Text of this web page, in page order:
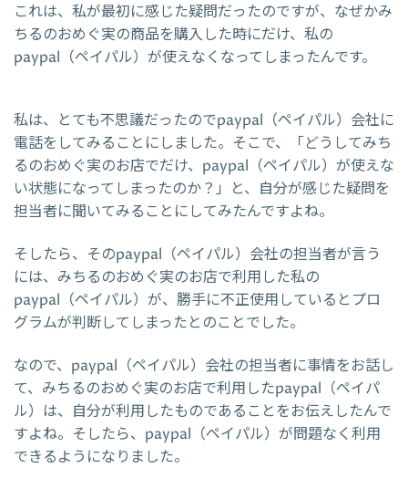
これは、私が最初に感じた疑問だったのですが、なぜかみ
ちるのおめぐ実の商品を購入した時にだけ、私の
paypal（ペイパル）が使えなくなってしまったんです。
私は、とても不思議だったのでpaypal（ペイパル）会社に
電話をしてみることにしました。そこで、「どうしてみち
るのおめぐ実のお店でだけ、paypal（ペイパル）が使えな
い状態になってしまったのか？」と、自分が感じた疑問を
担当者に聞いてみることにしてみたんですよね。
そしたら、そのpaypal（ペイパル）会社の担当者が言う
には、みちるのおめぐ実のお店で利用した私の
paypal（ペイパル）が、勝手に不正使用しているとプロ
グラムが判断してしまったとのことでした。
なので、paypal（ペイパル）会社の担当者に事情をお話し
て、みちるのおめぐ実のお店で利用したpaypal（ペイパ
ル）は、自分が利用したものであることをお伝えしたんで
すよね。そしたら、paypal（ペイパル）が問題なく利用
できるようになりました。